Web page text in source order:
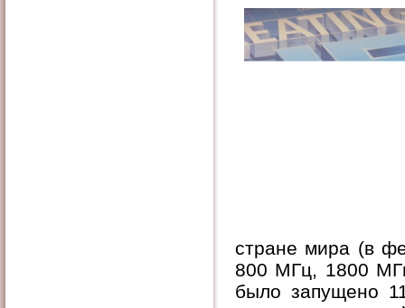
стране мира (в
800 МГц, 1800
было запущено